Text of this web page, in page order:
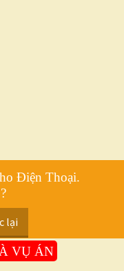
Điện Thoại.
lại
VỤ ÁN